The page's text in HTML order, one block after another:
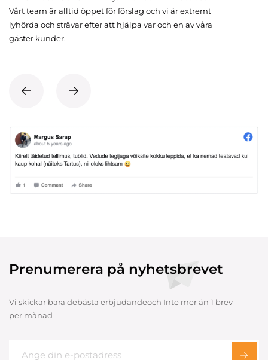
Vårt team är alltid öppet för förslag och vi är extremt
lyhörda och strävar efter att hjälpa var och en av våra
gäster kunder.
Prenumerera på nyhetsbrevet
Vi skickar bara debästa erbjudandeoch Inte mer än 1 brev
per månad